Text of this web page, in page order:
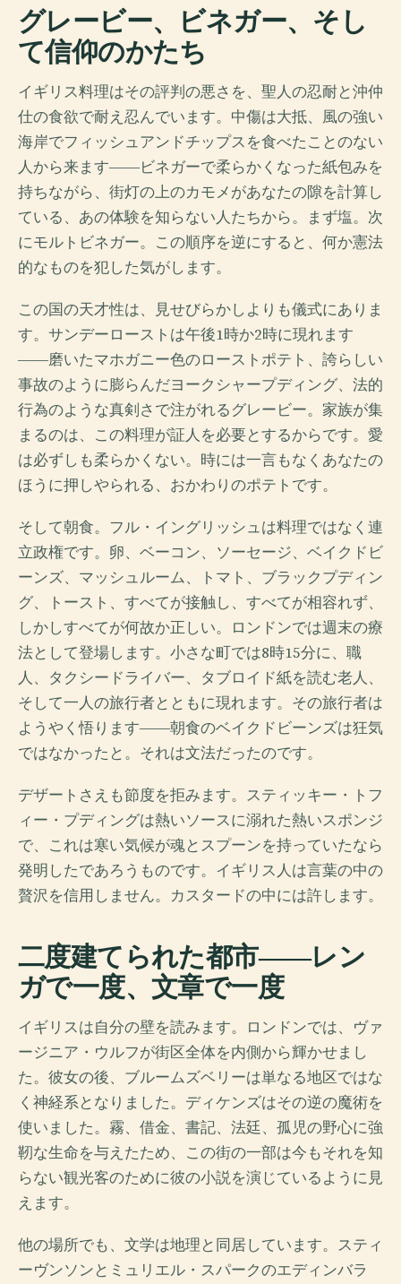
グレービー、ビネガー、そし
て信仰のかたち
イギリス料理はその評判の悪さを、聖人の忍耐と沖仲
仕の食欲で耐え忍んでいます。中傷は大抵、風の強い
海岸でフィッシュアンドチップスを食べたことのない
人から来ます――ビネガーで柔らかくなった紙包みを
持ちながら、街灯の上のカモメがあなたの隙を計算し
ている、あの体験を知らない人たちから。まず塩。次
にモルトビネガー。この順序を逆にすると、何か憲法
的なものを犯した気がします。
この国の天才性は、見せびらかしよりも儀式にありま
す。サンデーローストは午後1時か2時に現れます
――磨いたマホガニー色のローストポテト、誇らしい
事故のように膨らんだヨークシャープディング、法的
行為のような真剣さで注がれるグレービー。家族が集
まるのは、この料理が証人を必要とするからです。愛
は必ずしも柔らかくない。時には一言もなくあなたの
ほうに押しやられる、おかわりのポテトです。
そして朝食。フル・イングリッシュは料理ではなく連
立政権です。卵、ベーコン、ソーセージ、ベイクドビ
ーンズ、マッシュルーム、トマト、ブラックプディン
グ、トースト、すべてが接触し、すべてが相容れず、
しかしすべてが何故か正しい。ロンドンでは週末の療
法として登場します。小さな町では8時15分に、職
人、タクシードライバー、タブロイド紙を読む老人、
そして一人の旅行者とともに現れます。その旅行者は
ようやく悟ります――朝食のベイクドビーンズは狂気
ではなかったと。それは文法だったのです。
デザートさえも節度を拒みます。スティッキー・トフ
ィー・プディングは熱いソースに溺れた熱いスポンジ
で、これは寒い気候が魂とスプーンを持っていたなら
発明したであろうものです。イギリス人は言葉の中の
贅沢を信用しません。カスタードの中には許します。
二度建てられた都市――レン
ガで一度、文章で一度
イギリスは自分の壁を読みます。ロンドンでは、ヴァ
ージニア・ウルフが街区全体を内側から輝かせまし
た。彼女の後、ブルームズベリーは単なる地区ではな
く神経系となりました。ディケンズはその逆の魔術を
使いました。霧、借金、書記、法廷、孤児の野心に強
靭な生命を与えたため、この街の一部は今もそれを知
らない観光客のために彼の小説を演じているように見
えます。
他の場所でも、文学は地理と同居しています。スティ
ーヴンソンとミュリエル・スパークのエディンバラ